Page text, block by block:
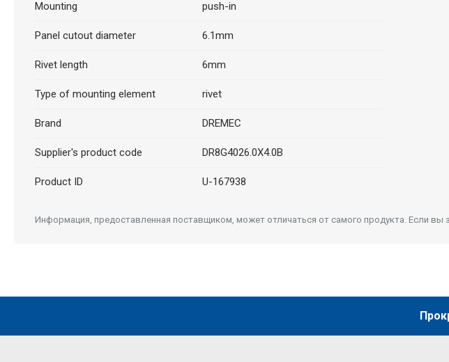
Mounting push-in
Panel cutout diameter 6.1mm
Rivet length 6mm
Type of mounting element rivet
Brand DREMEC
Supplier's product code DR8G4026.0X4.0B
Product ID U-167938
Информация, предоставленная поставщиком, может отличаться от самого продукта. Если вы